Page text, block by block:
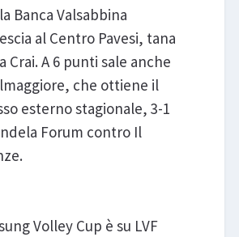
Banca Valsabbina
al Centro Pavesi, tana
Crai. A 6 punti sale anche
che ottiene il
esterno stagionale, 3-1
Forum contro Il
Volley Cup è su LVF